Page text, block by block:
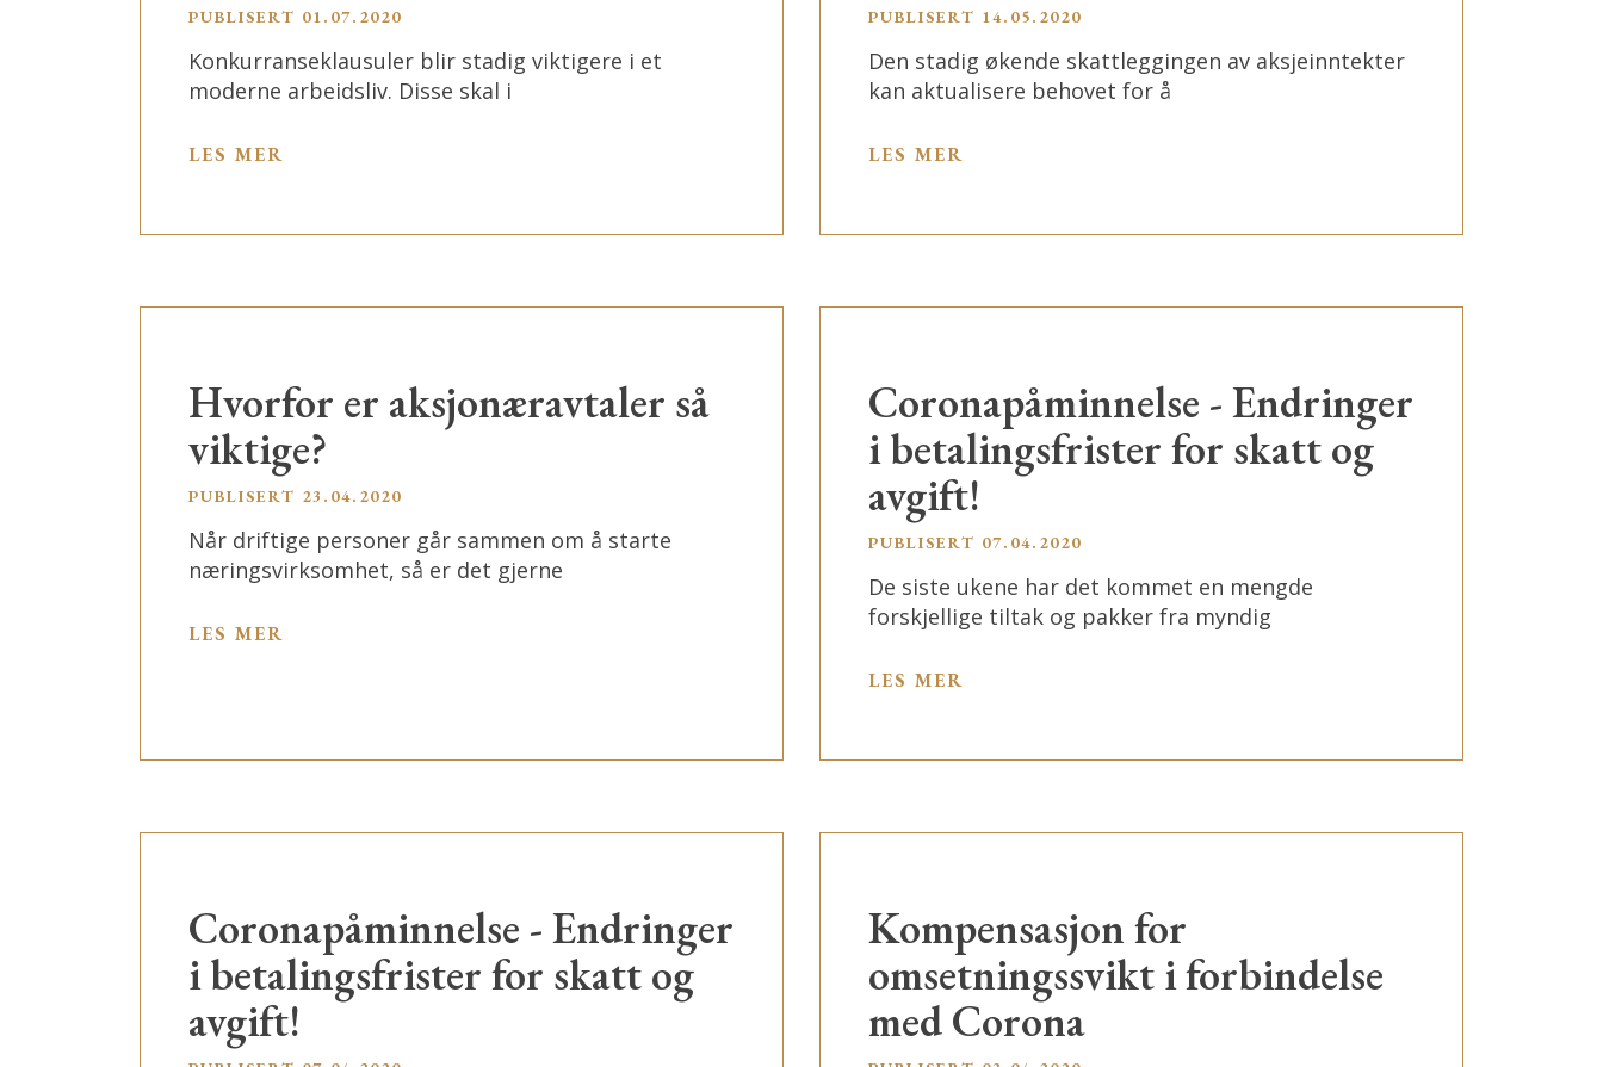
PUBLISERT 01.07.2020
Konkurranseklausuler blir stadig viktigere i et
moderne arbeidsliv. Disse skal i
LES MER
PUBLISERT 14.05.2020
Den stadig økende skattleggingen av aksjeinntekter
kan aktualisere behovet for å
LES MER
Hvorfor er aksjonæravtaler så
viktige?
PUBLISERT 23.04.2020
Når driftige personer går sammen om å starte
næringsvirksomhet, så er det gjerne
LES MER
Coronapåminnelse - Endringer
i betalingsfrister for skatt og
avgift!
PUBLISERT 07.04.2020
De siste ukene har det kommet en mengde
forskjellige tiltak og pakker fra myndig
LES MER
Coronapåminnelse - Endringer
i betalingsfrister for skatt og
avgift!
Kompensasjon for
omsetningssvikt i forbindelse
med Corona